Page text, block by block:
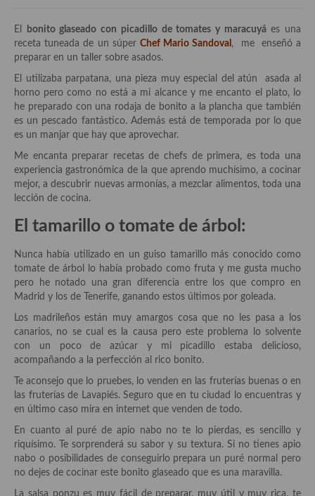
Historia de la gastronomía, platos celebres, cocineros, críticos,
historias culinarias y otras cosas
Origen y evolución de la comida
Protocolo y buenas maneras.
Ocio – restaurantes, bares, tabernas
Viajes eno-gastro-turísticos
En El Candelero
Las opiniones de la «Cocinera»
Recetas
Acompañamientos
Airfryer recetas
Aderezos, salsas, vinagretas, especias, hierbas aromáticas o
Especias, mezclas de especias
Hierbas aromáticas
Aceites
El bonito glaseado con picadillo de tomates y maracuyáes una
receta tuneada de un súper Chef Mario Sandoval , me enseñó a
preparar en un taller sobre asados.
El utilizaba parpatana, una pieza muy especial del atún asada al
horno pero como no está a mi alcance y me encanto el plato, lo
he preparado con una rodaja de bonito a la plancha que también
es un pescado fantástico. Además está de temporada por lo que
es un manjar que hay que aprovechar.
Me encanta preparar recetas de chefs de primera, es toda una
experiencia gastronómica de la que aprendo muchísimo, a cocinar
mejor, a descubrir nuevas armonías, a mezclar alimentos, toda una
lección de cocina.
El tamarillo o tomate de árbol:
Nunca había utilizado en un guiso tamarillo más conocido como
tomate de árbol lo había probado como fruta y me gusta mucho
pero he notado una gran diferencia entre los que compro en
Madrid y los de Tenerife, ganando estos últimos por goleada.
Los madrileños están muy amargos cosa que no les pasa a los
canarios, no se cual es la causa pero este problema lo solvente
con un poco de azúcar y mi picadillo estaba delicioso,
acompañando a la perfección al rico bonito.
Te aconsejo que lo pruebes, lo venden en las fruterías buenas o en
las fruterías de Lavapiés. Seguro que en tu ciudad lo encuentras y
en último caso mira en internet que venden de todo.
En cuanto al puré de apio nabo no te lo pierdas, es sencillo y
riquísimo. Te sorprenderá su sabor y su textura. Si no tienes apio
nabo o posibilidades de conseguirlo prepara un puré normal pero
no dejes de cocinar este bonito glaseado que es una maravilla.
La salsa ponzu es muy fácil de preparar, muy útil y muy rica, te